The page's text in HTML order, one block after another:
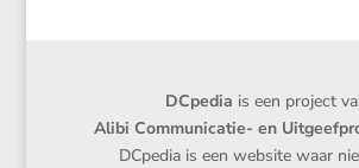
DCpedia is een project
Alibi Communicatie- en
DCpedia is een website waar